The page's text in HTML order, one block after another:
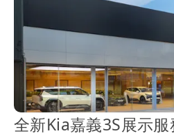
全新Kia嘉義3S展示